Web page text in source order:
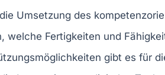
Umsetzung des
welche Fertigkeiten und
gibt es für